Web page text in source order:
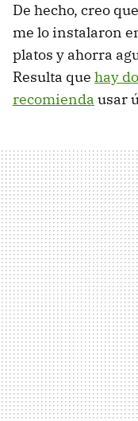
De hecho, creo
me lo instalaron
platos y ahorra
Resulta que hay
recomienda usar